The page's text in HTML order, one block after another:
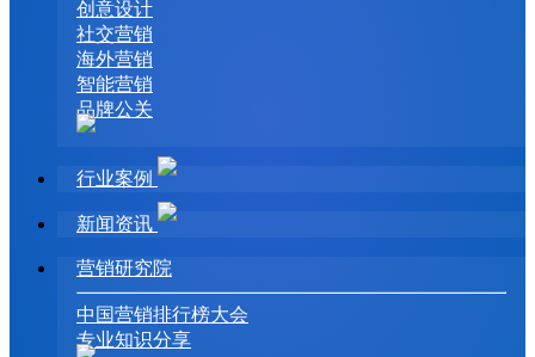
创意设计
社交营销
海外营销
智能营销
品牌公关
行业案例
新闻资讯
营销研究院
中国营销排行榜大会
专业知识分享